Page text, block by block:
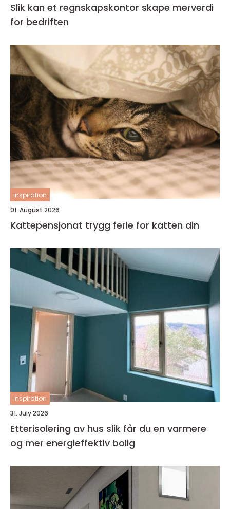
Slik kan et regnskapskontor skape merverdi
for bedriften
inspiration
01. August 2026
Kattepensjonat trygg ferie for katten din
inspiration
31. July 2026
Etterisolering av hus slik får du en varmere
og mer energieffektiv bolig